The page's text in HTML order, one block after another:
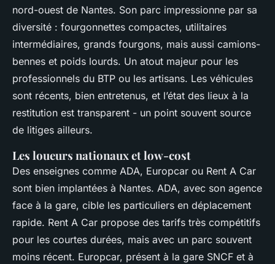
nord-ouest de Nantes. Son parc impressionne par sa
diversité : fourgonnettes compactes, utilitaires
intermédiaires, grands fourgons, mais aussi camions-
bennes et poids lourds. Un atout majeur pour les
professionnels du BTP ou les artisans. Les véhicules
sont récents, bien entretenus, et l’état des lieux à la
restitution est transparent - un point souvent source
de litiges ailleurs.
Les loueurs nationaux et low-cost
Des enseignes comme ADA, Europcar ou Rent A Car
sont bien implantées à Nantes. ADA, avec son agence
face à la gare, cible les particuliers en déplacement
rapide. Rent A Car propose des tarifs très compétitifs
pour les courtes durées, mais avec un parc souvent
moins récent. Europcar, présent à la gare SNCF et à